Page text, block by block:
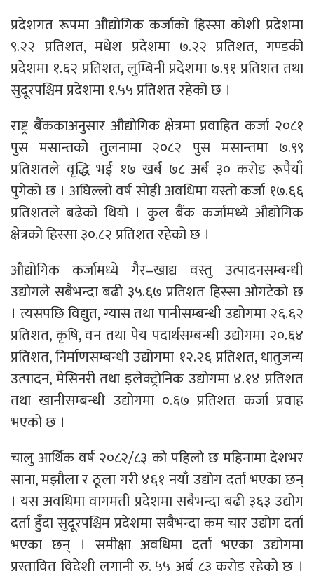
प्रदेशगत रूपमा औद्योगिक कर्जाको हिस्सा कोशी प्रदेशमा
९.२२ प्रतिशत, मधेश प्रदेशमा ७.२२ प्रतिशत, गण्डकी
प्रदेशमा १.६२ प्रतिशत, लुम्बिनी प्रदेशमा ७.९१ प्रतिशत तथा
सुदूरपश्चिम प्रदेशमा १.५५ प्रतिशत रहेको छ ।
राष्ट्र बैंककाअनुसार औद्योगिक क्षेत्रमा प्रवाहित कर्जा २०८१
पुस मसान्तको तुलनामा २०८२ पुस मसान्तमा ७.९९
प्रतिशतले वृद्धि भई १७ खर्ब ७८ अर्ब ३० करोड रूपैयाँ
पुगेको छ । अघिल्लो वर्ष सोही अवधिमा यस्तो कर्जा १७.६६
प्रतिशतले बढेको थियो । कुल बैंक कर्जामध्ये औद्योगिक
क्षेत्रको हिस्सा ३०.८२ प्रतिशत रहेको छ ।
औद्योगिक कर्जामध्ये गैर–खाद्य वस्तु उत्पादनसम्बन्धी
उद्योगले सबैभन्दा बढी ३५.६७ प्रतिशत हिस्सा ओगटेको छ
। त्यसपछि विद्युत, ग्यास तथा पानीसम्बन्धी उद्योगमा २६.६२
प्रतिशत, कृषि, वन तथा पेय पदार्थसम्बन्धी उद्योगमा २०.६४
प्रतिशत, निर्माणसम्बन्धी उद्योगमा १२.२६ प्रतिशत, धातुजन्य
उत्पादन, मेसिनरी तथा इलेक्ट्रोनिक उद्योगमा ४.१४ प्रतिशत
तथा खानीसम्बन्धी उद्योगमा ०.६७ प्रतिशत कर्जा प्रवाह
भएको छ ।
चालु आर्थिक वर्ष २०८२/८३ को पहिलो छ महिनामा देशभर
साना, मझौला र ठूला गरी ४६१ नयाँ उद्योग दर्ता भएका छन्
। यस अवधिमा वागमती प्रदेशमा सबैभन्दा बढी ३६३ उद्योग
दर्ता हुँदा सुदूरपश्चिम प्रदेशमा सबैभन्दा कम चार उद्योग दर्ता
भएका छन् । समीक्षा अवधिमा दर्ता भएका उद्योगमा